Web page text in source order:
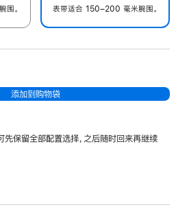
围。 表带适合 150–200 毫米腕围。
添加到购物袋
先保留全部配置选择，之后随时回来再继续